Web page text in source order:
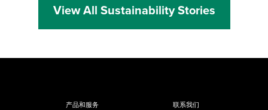
View All Sustainability Stories
产品和服务
联系我们